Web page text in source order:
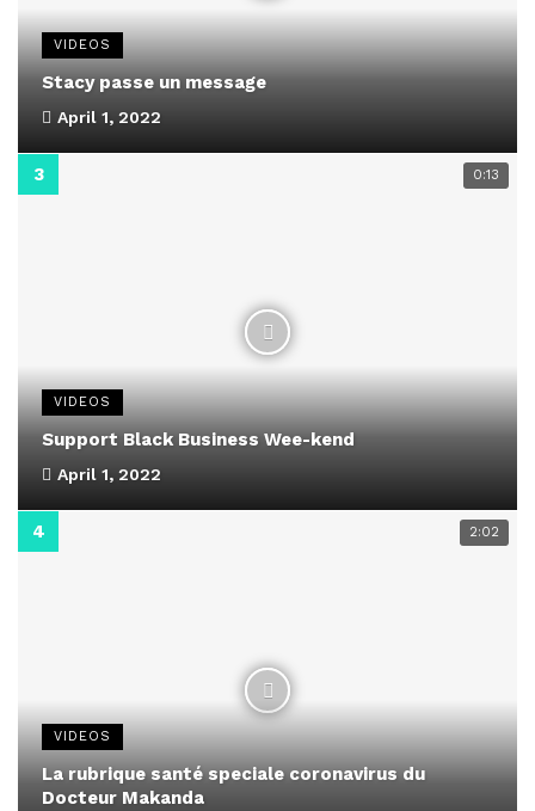
VIDEOS
Stacy passe un message
April 1, 2022
0:13
VIDEOS
Support Black Business Wee-kend
April 1, 2022
2:02
VIDEOS
La rubrique santé speciale coronavirus du
Docteur Makanda